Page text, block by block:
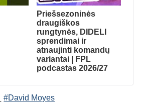
Priešsezoninės
draugiškos
rungtynės, DIDELI
sprendimai ir
atnaujinti komandų
variantai | FPL
podcastas 2026/27
#David Moyes